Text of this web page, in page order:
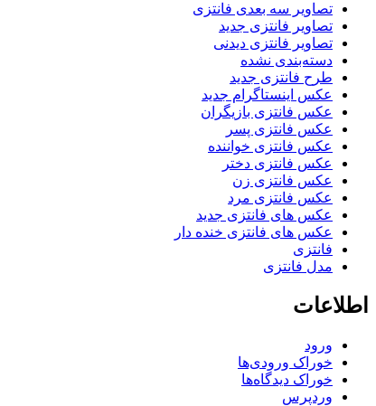
تصاویر سه بعدی فانتزی
تصاویر فانتزی جدید
تصاویر فانتزی دیدنی
دسته‌بندی نشده
طرح فانتزی جدید
عکس اینستاگرام جدید
عکس فانتزی بازیگران
عکس فانتزی پسر
عکس فانتزی خواننده
عکس فانتزی دختر
عکس فانتزی زن
عکس فانتزی مرد
عکس های فانتزی جدید
عکس های فانتزی خنده دار
فانتزی
مدل فانتزی
اطلاعات
ورود
خوراک ورودی‌ها
خوراک دیدگاه‌ها
وردپرس